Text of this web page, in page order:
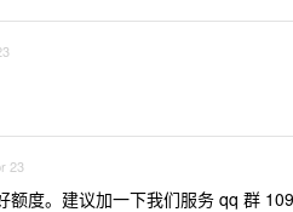
23
额度。建议加一下我们服务 qq 群